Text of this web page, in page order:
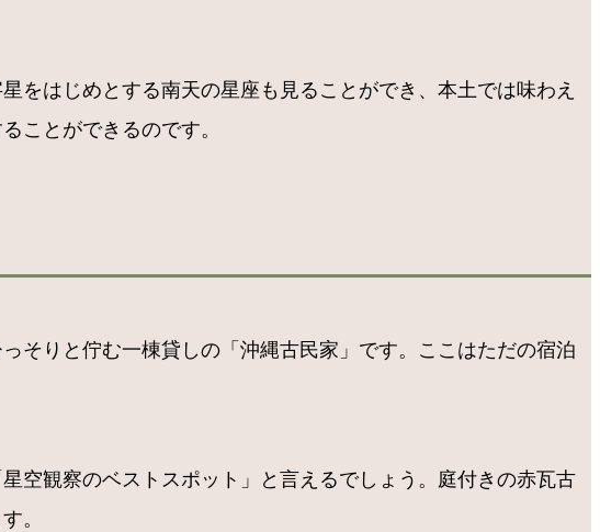
をはじめとする南天の星座も見ることができ、本土では味わえ
ことができるのです。
そりと佇む一棟貸しの「沖縄古民家」です。ここはただの宿泊
空観察のベストスポット」と言えるでしょう。庭付きの赤瓦古
。